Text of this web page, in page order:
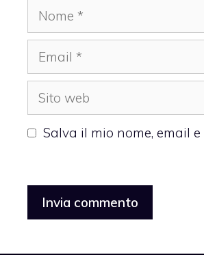
Nome
Email
Sito
web
Salva il mio nome, email